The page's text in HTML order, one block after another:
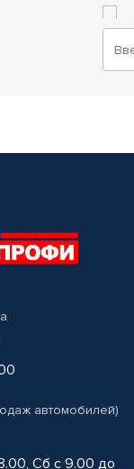
автомобилей)
Сб с 9.00 до